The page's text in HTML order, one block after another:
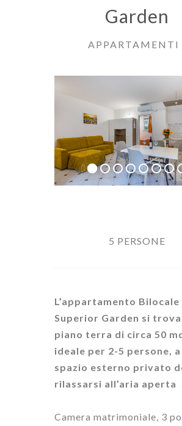
Garden
APPARTAMENTI
5 PERSONE
L’appartamento Bilocale
Superior Garden si trova
piano terra di circa 50
ideale per 2-5 persone
spazio esterno privato
rilassarsi all’aria aperta
Camera matrimoniale, 3